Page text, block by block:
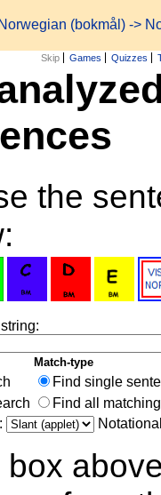
Norwegian (bokmål) ->
Skip Games Quizzes
the
Match-type
Find single
Find all
box